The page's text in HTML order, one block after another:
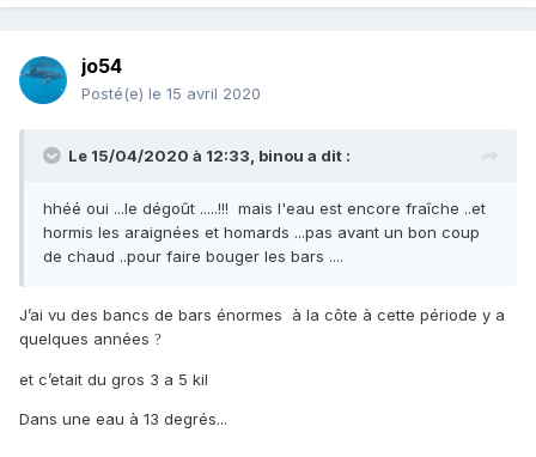
jo54
Posté(e) le 15 avril 2020
Le 15/04/2020 à 12:33, binou a dit :
hhéé oui ...le dégoût .....!!! mais l'eau est encore fraîche ..et
hormis les araignées et homards ...pas avant un bon coup
de chaud ..pour faire bouger les bars ....
J’ai vu des bancs de bars énormes à la côte à cette période y a
quelques années ?
et c’etait du gros 3 a 5 kil
Dans une eau à 13 degrés...